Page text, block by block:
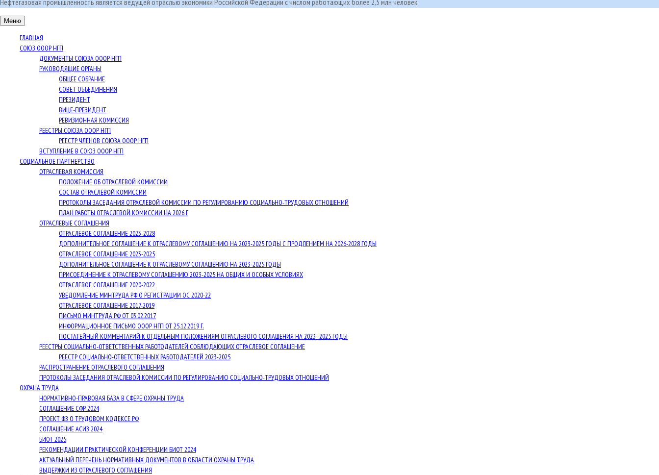
Нефтегазовая промышленность является ведущей отраслью экономики Российской Федерации с числом работающих более 2,5 млн человек
Меню
ГЛАВНАЯ
СОЮЗ ОООР НГП
ДОКУМЕНТЫ СОЮЗА ОООР НГП
РУКОВОДЯЩИЕ ОРГАНЫ
ОБЩЕЕ СОБРАНИЕ
СОВЕТ ОБЪЕДИНЕНИЯ
ПРЕЗИДЕНТ
ВИЦЕ-ПРЕЗИДЕНТ
РЕВИЗИОННАЯ КОМИССИЯ
РЕЕСТРЫ СОЮЗА ОООР НГП
РЕЕСТР ЧЛЕНОВ СОЮЗА ОООР НГП
ВСТУПЛЕНИЕ В СОЮЗ ОООР НГП
СОЦИАЛЬНОЕ ПАРТНЕРСТВО
ОТРАСЛЕВАЯ КОМИССИЯ
ПОЛОЖЕНИЕ ОБ ОТРАСЛЕВОЙ КОМИССИИ
СОСТАВ ОТРАСЛЕВОЙ КОМИССИИ
ПРОТОКОЛЫ ЗАСЕДАНИЯ ОТРАСЛЕВОЙ КОМИССИИ ПО РЕГУЛИРОВАНИЮ СОЦИАЛЬНО-ТРУДОВЫХ ОТНОШЕНИЙ
ПЛАН РАБОТЫ ОТРАСЛЕВОЙ КОМИССИИ НА 2026 Г
ОТРАСЛЕВЫЕ СОГЛАШЕНИЯ
ОТРАСЛЕВОЕ СОГЛАШЕНИЕ 2023-2028
ДОПОЛНИТЕЛЬНОЕ СОГЛАШЕНИЕ К ОТРАСЛЕВОМУ СОГЛАШЕНИЮ НА 2023-2025 ГОДЫ С ПРОДЛЕНИЕМ НА 2026-2028 ГОДЫ
ОТРАСЛЕВОЕ СОГЛАШЕНИЕ 2023-2025
ДОПОЛНИТЕЛЬНОЕ СОГЛАШЕНИЕ К ОТРАСЛЕВОМУ СОГЛАШЕНИЮ НА 2023-2025 ГОДЫ
ПРИСОЕДИНЕНИЕ К ОТРАСЛЕВОМУ СОГЛАШЕНИЮ 2023-2025 НА ОБЩИХ И ОСОБЫХ УСЛОВИЯХ
ОТРАСЛЕВОЕ СОГЛАШЕНИЕ 2020-2022
УВЕДОМЛЕНИЕ МИНТРУДА РФ О РЕГИСТРАЦИИ ОС 2020-22
ОТРАСЛЕВОЕ СОГЛАШЕНИЕ 2017-2019
ПИСЬМО МИНТРУДА РФ ОТ 03.02.2017
ИНФОРМАЦИОННОЕ ПИСЬМО ОООР НГП ОТ 25.12.2019 Г.
ПОСТАТЕЙНЫЙ КОММЕНТАРИЙ К ОТДЕЛЬНЫМ ПОЛОЖЕНИЯМ ОТРАСЛЕВОГО СОГЛАШЕНИЯ НА 2023–2025 ГОДЫ
РЕЕСТРЫ СОЦИАЛЬНО-ОТВЕТСТВЕННЫХ РАБОТОДАТЕЛЕЙ СОБЛЮДАЮЩИХ ОТРАСЛЕВОЕ СОГЛАШЕНИЕ
РЕЕСТР СОЦИАЛЬНО-ОТВЕТСТВЕННЫХ РАБОТОДАТЕЛЕЙ 2023-2025
РАСПРОСТРАНЕНИЕ ОТРАСЛЕВОГО СОГЛАШЕНИЯ
ПРОТОКОЛЫ ЗАСЕДАНИЯ ОТРАСЛЕВОЙ КОМИССИИ ПО РЕГУЛИРОВАНИЮ СОЦИАЛЬНО-ТРУДОВЫХ ОТНОШЕНИЙ
ОХРАНА ТРУДА
НОРМАТИВНО-ПРАВОВАЯ БАЗА В СФЕРЕ ОХРАНЫ ТРУДА
СОГЛАШЕНИЕ СФР 2024
ПРОЕКТ ФЗ О ТРУДОВОМ КОДЕКСЕ РФ
СОГЛАШЕНИЕ АСИЗ 2024
БИОТ 2025
РЕКОМЕНДАЦИИ ПРАКТИЧЕСКОЙ КОНФЕРЕНЦИИ БИОТ 2024
АКТУАЛЬНЫЙ ПЕРЕЧЕНЬ НОРМАТИВНЫХ ДОКУМЕНТОВ В ОБЛАСТИ ОХРАНЫ ТРУДА
ВЫДЕРЖКИ ИЗ ОТРАСЛЕВОГО СОГЛАШЕНИЯ